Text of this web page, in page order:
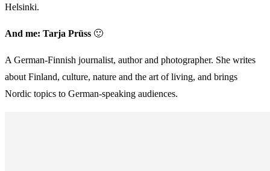
Helsinki.
And me: Tarja Prüss 🙂
A German-Finnish journalist, author and photographer. She writes
about Finland, culture, nature and the art of living, and brings
Nordic topics to German-speaking audiences.